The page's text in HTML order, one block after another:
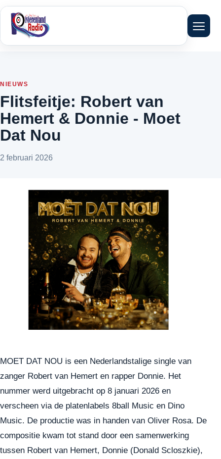
Menu
NIEUWS
Flitsfeitje: Robert van
Hemert & Donnie - Moet
Dat Nou
2 februari 2026
MOET DAT NOU is een Nederlandstalige single van
zanger Robert van Hemert en rapper Donnie. Het
nummer werd uitgebracht op 8 januari 2026 en
verscheen via de platenlabels 8ball Music en Dino
Music. De productie was in handen van Oliver Rosa. De
compositie kwam tot stand door een samenwerking
tussen Robert van Hemert, Donnie (Donald Scloszkie),